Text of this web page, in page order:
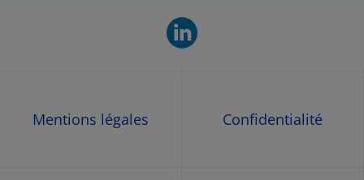
linkedin.
Mentions légales Confidentialité